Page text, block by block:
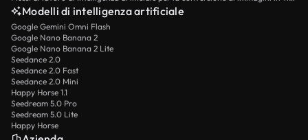
Modelli di intelligenza artificiale
Google Gemini Omni Flash
Google Nano Banana 2
Google Nano Banana 2 Lite
Seedance 2.0
Seedance 2.0 Fast
Seedance 2.0 Mini
Happy Horse 1.1
Seedream 5.0 Pro
Seedream 5.0 Lite
Happy Horse